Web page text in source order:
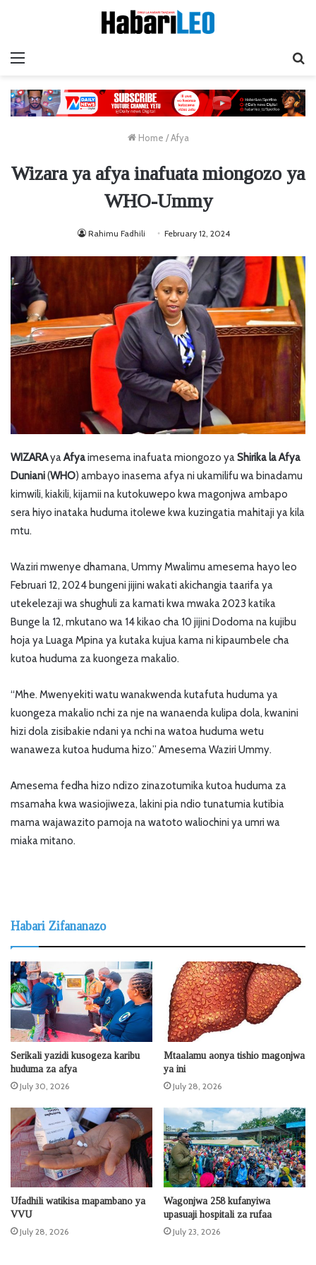
Home / Afya
Wizara ya afya inafuata miongozo ya
WHO-Ummy
Rahimu Fadhili February 12, 2024
WIZARAyaAfyaimesema inafuata miongozo yaShirika la Afya
Duniani(WHO) ambayo inasema afya ni ukamilifu wa binadamu
kimwili, kiakili, kijamii na kutokuwepo kwa magonjwa ambapo
sera hiyo inataka huduma itolewe kwa kuzingatia mahitaji ya kila
mtu.
Waziri mwenye dhamana, Ummy Mwalimu amesema hayo leo
Februari 12, 2024 bungeni jijini wakati akichangia taarifa ya
utekelezaji wa shughuli za kamati kwa mwaka 2023 katika
Bunge la 12, mkutano wa 14 kikao cha 10 jijini Dodoma na kujibu
hoja ya Luaga Mpina ya kutaka kujua kama ni kipaumbele cha
kutoa huduma za kuongeza makalio.
“Mhe. Mwenyekiti watu wanakwenda kutafuta huduma ya
kuongeza makalio nchi za nje na wanaenda kulipa dola, kwanini
hizi dola zisibakie ndani ya nchi na watoa huduma wetu
wanaweza kutoa huduma hizo.” Amesema Waziri Ummy.
Amesema fedha hizo ndizo zinazotumika kutoa huduma za
msamaha kwa wasiojiweza, lakini pia ndio tunatumia kutibia
mama wajawazito pamoja na watoto waliochini ya umri wa
miaka mitano.
Habari Zifananazo
Serikali yazidi kusogeza karibu
huduma za afya
July 30, 2026
Mtaalamu aonya tishio magonjwa
ya ini
July 28, 2026
Ufadhili watikisa mapambano ya
VVU
July 28, 2026
Wagonjwa 258 kufanyiwa
upasuaji hospitali za rufaa
July 23, 2026